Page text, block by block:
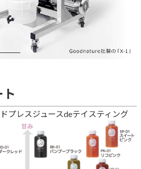
プレスジュースdeテイスティング